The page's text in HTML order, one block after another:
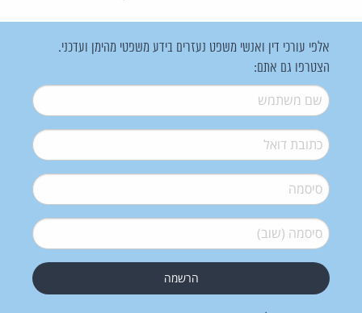
אלפי עורכי דין ואנשי משפט נעזרים בידע משפטי מהימן ועדכני.
הצטרפו גם אתם:
שם משתמש*
דואל*
סיסמה*
סיסמה (שוב)*